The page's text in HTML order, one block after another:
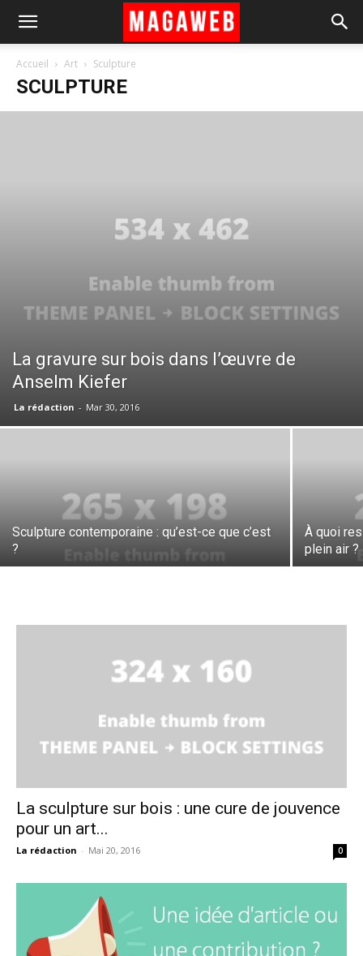
Accueil Art Sculpture
SCULPTURE
La gravure sur bois dans l’œuvre de
Anselm Kiefer
La rédaction - Mar 30, 2016
Sculpture contemporaine : qu’est-ce que c’est
?
À quoi
plein air ?
La sculpture sur bois : une cure de jouvence
pour un art...
La rédaction - Mai 20, 2016 0